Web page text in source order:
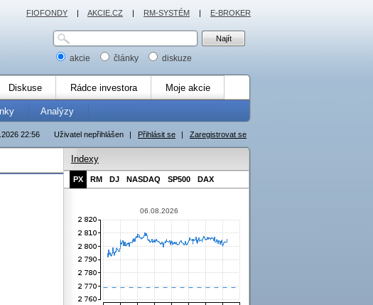
akcie články diskuze
Diskuse Rádce investora Moje akcie
Analýzy
Uživatel nepřihlášen | Přihlásit se | Zaregistrovat se
22:56
Indexy
PX RM DJ NASDAQ SP500 DAX
06.08.2026
FIOFONDY | AKCIE.CZ | RM-SYSTÉM | E-BROKER